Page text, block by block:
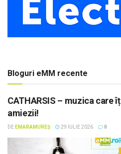
Bloguri eMM recente
CATHARSIS – muzica care
amiezii!
DE EMARAMUREȘ 29 IULIE 2026 0